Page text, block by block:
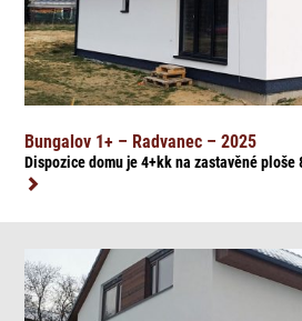
Bungalov 1+ – Radvanec – 2025
Dispozice domu je 4+kk na zastavěné ploše